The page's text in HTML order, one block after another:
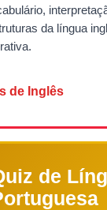
da língua
de Inglês
de